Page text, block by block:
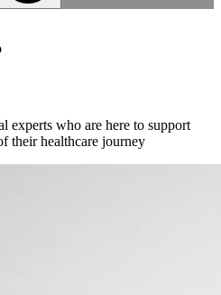
experts who are here to support
their healthcare journey